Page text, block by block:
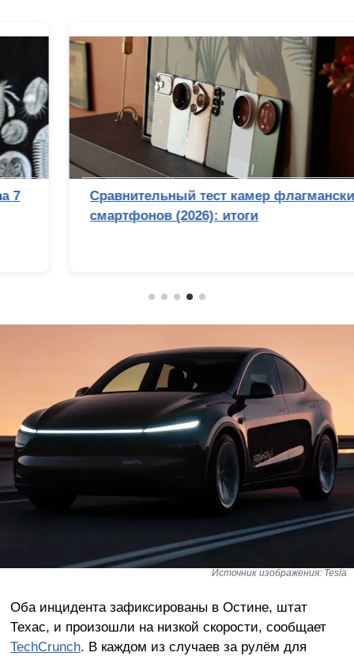
Сравнительный тест камер флагманских
смартфонов (2026): итоги
Источник изображения: Tesla
Оба инцидента зафиксированы в Остине, штат
Техас, и произошли на низкой скорости, сообщает
TechCrunch. В каждом из случаев за рулём для